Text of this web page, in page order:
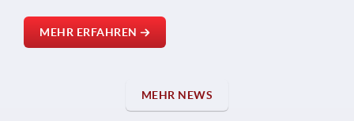
verbunden werden können.
MEHR ERFAHREN
MEHR NEWS